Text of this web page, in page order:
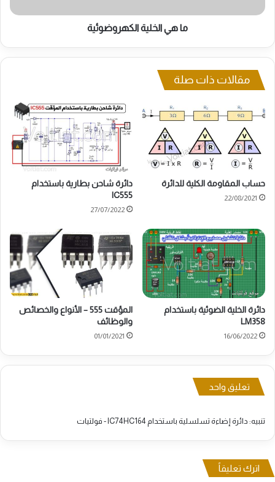
ما هي الخلية الكهروضوئية
مقالات ذات صلة
حساب المقاومة الكلية للدائرة
22/08/2021
دائرة شاحن بطارية باستخدام
IC555
27/07/2022
دائرة الخلية الضوئية باستخدام
LM358
16/06/2022
المؤقت 555 – الأنواع والخصائص
والوظائف
01/01/2021
تعليق واحد
تنبيه: دائرة إضاءة تسلسلية باستخدام IC74HC164 - فولتيات
اترك تعليقاً